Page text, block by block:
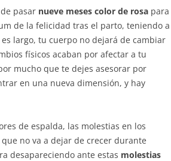
pasar nueve meses color de rosa para
de la felicidad tras el parto, teniendo a
largo, tu cuerpo no dejará de cambiar
físicos acaban por afectar a tu
mucho que te dejes asesorar por
en una nueva dimensión, y hay
de espalda, las molestias en los
no va a dejar de crecer durante
desapareciendo ante estas molestias